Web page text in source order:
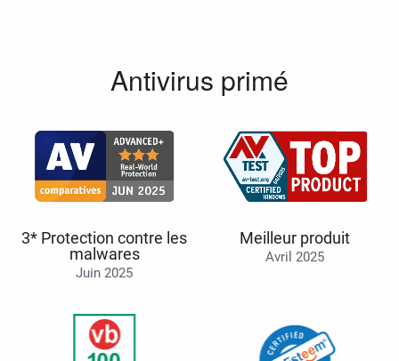
Antivirus primé
3* Protection contre les
malwares
Juin 2025
Meilleur produit
Avril 2025